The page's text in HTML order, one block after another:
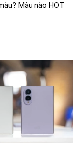
Màu nào HOT